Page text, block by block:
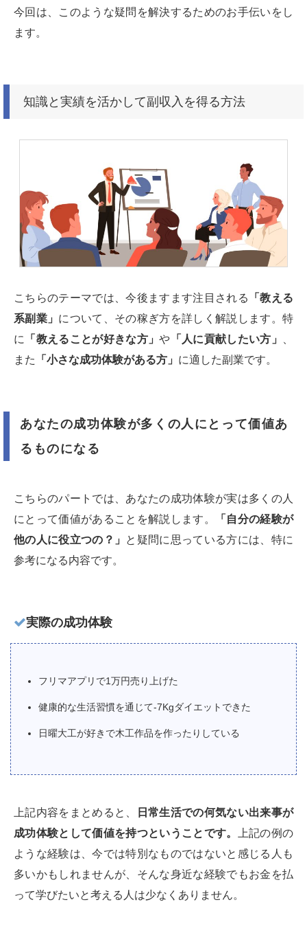
今回は、このような疑問を解決するためのお手伝いをし
ます。
知識と実績を活かして副収入を得る方法
こちらのテーマでは、今後ますます注目される
「教える
系副業」 について、その稼ぎ方を詳しく解説します。特
に
「教えることが好きな方」や 「人に貢献したい方」
また
「小さな成功体験がある方」 に適した副業です。
あなたの成功体験が多くの人にとって価値あ
るものになる
こちらのパートでは、あなたの成功体験が実は多くの人
にとって価値があることを解説します。
「自分の経験が
他の人に役立つの？」 と疑問に思っている方には、特に
参考になる内容です。
実際の成功体験
フリマアプリで1万円売り上げた
健康的な生活習慣を通じて-7Kgダイエットできた
日曜大工が好きで木工作品を作ったりしている
上記内容をまとめると、
日常生活での何気ない出来事が
成功体験として価値を持つということです。
上記の例の
ような経験は、今では特別なものではないと感じる人も
多いかもしれませんが、そんな身近な経験でもお金を払
って学びたいと考える人は少なくありません。